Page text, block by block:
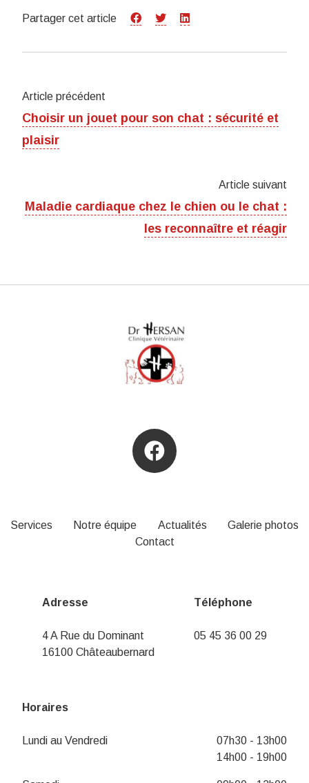
Partager cet article
Article précédent
Choisir un jouet pour son chat : sécurité et
plaisir
Article suivant
Maladie cardiaque chez le chien ou le chat :
les reconnaître et réagir
Services Notre équipe Actualités
Galerie photos
Contact
Adresse
4 A Rue du Dominant
16100 Châteaubernard
Téléphone
05 45 36 00 29
Horaires
Lundi au Vendredi
07h30 - 13h00
14h00 - 19h00